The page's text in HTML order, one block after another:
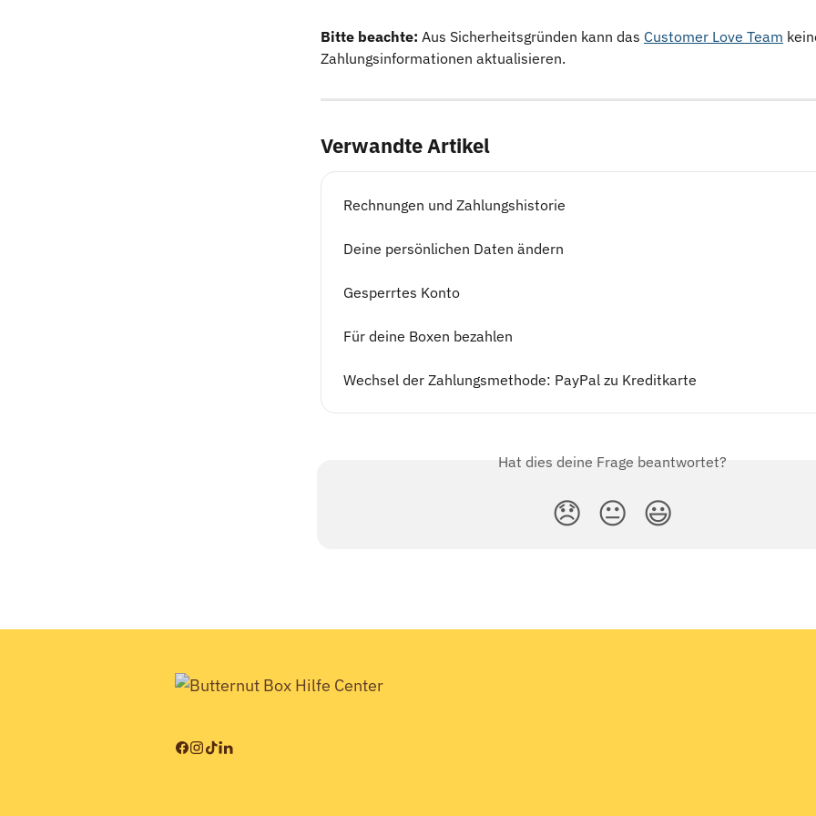
Bitte beachte: Aus Sicherheitsgründen kann das Customer Love Team
Zahlungsinformationen aktualisieren.
Verwandte Artikel
Rechnungen und Zahlungshistorie
Deine persönlichen Daten ändern
Gesperrtes Konto
Für deine Boxen bezahlen
Wechsel der Zahlungsmethode: PayPal zu Kreditkarte
Hat dies deine Frage beantwortet?
😞 😐 😃